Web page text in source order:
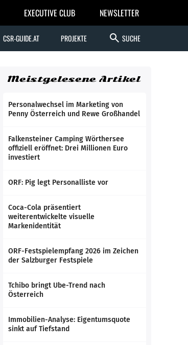
EXECUTIVE CLUB NEWSLETTER
CSR-GUIDE.AT PROJEKTE search SUCHE
Meistgelesene Artikel
Personalwechsel im Marketing von
Penny Österreich und Rewe Großhandel
Falkensteiner Camping Wörthersee
offiziell eröffnet: Drei Millionen Euro
investiert
ORF: Pig legt Personalliste vor
Coca-Cola präsentiert
weiterentwickelte visuelle
Markenidentität
ORF-Festspielempfang 2026 im Zeichen
der Salzburger Festspiele
Tchibo bringt Ube-Trend nach
Österreich
Immobilien-Analyse: Eigentumsquote
sinkt auf Tiefstand